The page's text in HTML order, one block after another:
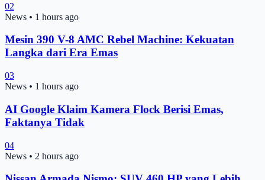
02
News • 1 hours ago
Mesin 390 V-8 AMC Rebel Machine: Kekuatan
Langka dari Era Emas
03
News • 1 hours ago
AI Google Klaim Kamera Flock Berisi Emas,
Faktanya Tidak
04
News • 2 hours ago